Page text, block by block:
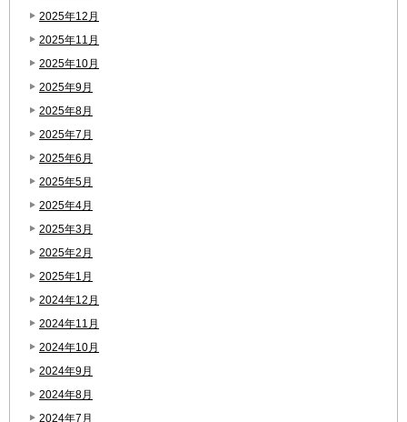
2025年12月
2025年11月
2025年10月
2025年9月
2025年8月
2025年7月
2025年6月
2025年5月
2025年4月
2025年3月
2025年2月
2025年1月
2024年12月
2024年11月
2024年10月
2024年9月
2024年8月
2024年7月